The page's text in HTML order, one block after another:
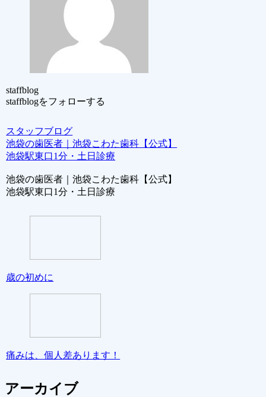
staffblog
staffblogをフォローする
スタッフブログ
池袋の歯医者｜池袋こわた歯科【公式】
池袋駅東口1分・土日診療
池袋の歯医者｜池袋こわた歯科【公式】
池袋駅東口1分・土日診療
歳の初めに
痛みは、個人差あります！
アーカイブ